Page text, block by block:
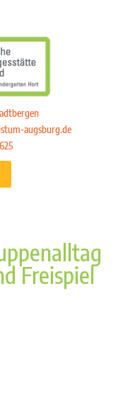
augsburg.de
Freispiel